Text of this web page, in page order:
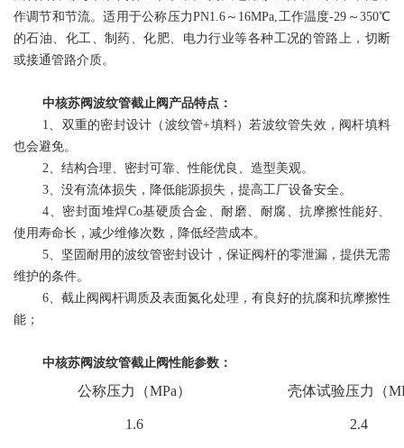
作调节和节流。适用于公称压力PN1.6～16MPa,工作温度-29～350℃
的石油、化工、制药、化肥、电力行业等各种工况的管路上，切断
或接通管路介质。
中核苏阀波纹管截止阀产品特点：
1、双重的密封设计（波纹管+填料）若波纹管失效，阀杆填料
也会避免。
2、结构合理、密封可靠、性能优良、造型美观。
3、没有流体损失，降低能源损失，提高工厂设备安全。
4、密封面堆焊Co基硬质合金、耐磨、耐腐、抗摩擦性能好、
使用寿命长，减少维修次数，降低经营成本。
5、坚固耐用的波纹管密封设计，保证阀杆的零泄漏，提供无需
维护的条件。
6、截止阀阀杆调质及表面氮化处理，有良好的抗腐和抗摩擦性
能；
中核苏阀波纹管截止阀性能参数：
公称压力（MPa） 壳体试验压力（
1.6 2.4